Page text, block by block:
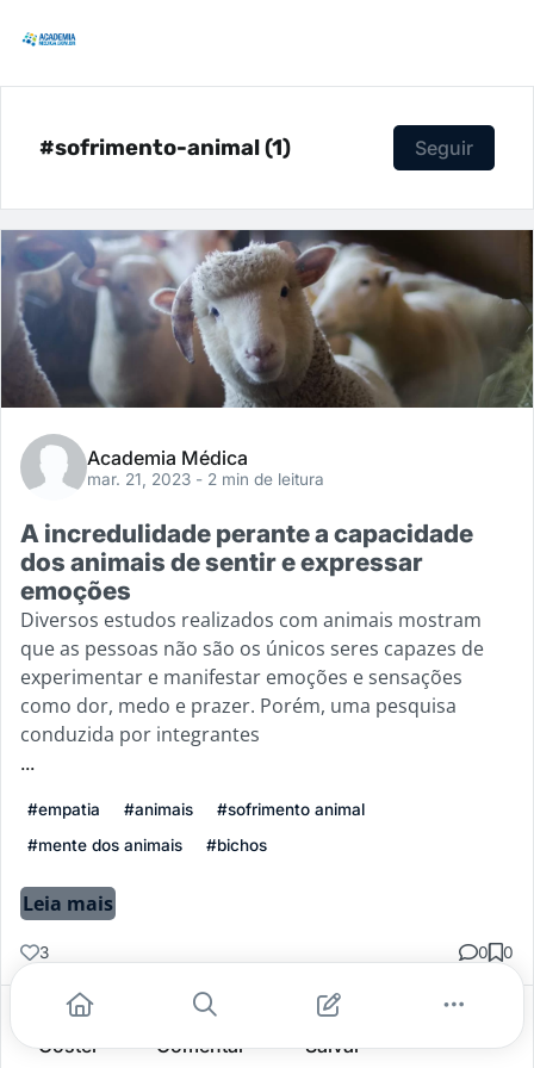
#sofrimento-animal (1) Seguir
Academia Médica
mar. 21, 2023 - 2 min de leitura
A incredulidade perante a capacidade
dos animais de sentir e expressar
emoções
Diversos estudos realizados com animais mostram
que as pessoas não são os únicos seres capazes de
experimentar e manifestar emoções e sensações
como dor, medo e prazer. Porém, uma pesquisa
conduzida por integrantes
...
#empatia #animais
#sofrimento animal
#mente dos animais
#bichos
Leia mais
3 0 0
Gostei Comentar Salvar